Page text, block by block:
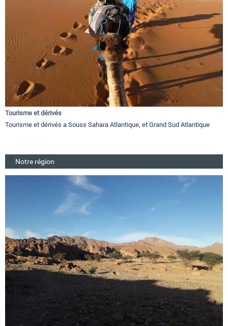
Tourisme et dérivés
Tourisme et dérivés a Souss Sahara Atlantique, et Grand Sud Atlantique
Notre région